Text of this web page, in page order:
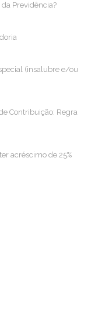
Previdência?
(insalubre e/ou
Contribuição: Regra
acréscimo de 25%